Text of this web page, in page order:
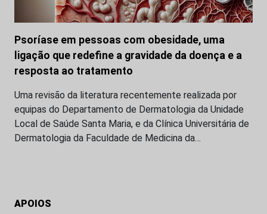
Psoríase em pessoas com obesidade, uma
ligação que redefine a gravidade da doença e a
resposta ao tratamento
Uma revisão da literatura recentemente realizada por
equipas do Departamento de Dermatologia da Unidade
Local de Saúde Santa Maria, e da Clínica Universitária de
Dermatologia da Faculdade de Medicina da…
APOIOS